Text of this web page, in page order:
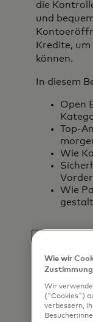
die
und
Kredite,
können.
In diesem
Open
Top-
Wie
Wie
First name
Wie wir
Zustimmung
Wir
("Cookies")
verbessern,